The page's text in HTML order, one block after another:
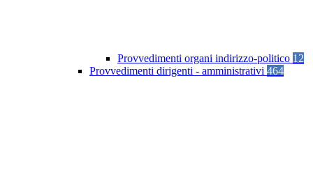
Provvedimenti organi indirizzo-politico 12
Provvedimenti dirigenti - amministrativi 464